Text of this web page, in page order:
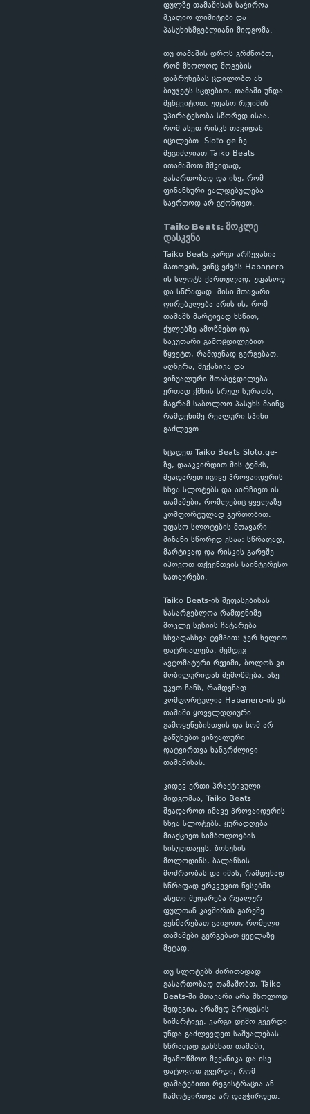
ფულზე თამაშისას საჭიროა
მკაფიო ლიმიტები და
პასუხისმგებლიანი მიდგომა.
თუ თამაშის დროს გრძნობთ,
რომ მხოლოდ მოგების
დაბრუნებას ცდილობთ ან
ბიუჯეტს სცდებით, თამაში უნდა
შეწყვიტოთ. უფასო რეჟიმის
უპირატესობა სწორედ ისაა,
რომ ასეთ რისკს თავიდან
იცილებთ. Sloto.ge-ზე
შეგიძლიათ Taiko Beats
ითამაშოთ მშვიდად,
გასართობად და ისე, რომ
ფინანსური ვალდებულება
საერთოდ არ გქონდეთ.
Taiko Beats: მოკლე
დასკვნა
Taiko Beats კარგი არჩევანია
მათთვის, ვინც ეძებს Habanero-
ის სლოტს ქართულად, უფასოდ
და სწრაფად. მისი მთავარი
ღირებულება არის ის, რომ
თამაშს მარტივად ხსნით,
ქულებზე ამოწმებთ და
საკუთარი გამოცდილებით
წყვეტთ, რამდენად გერგებათ.
აღწერა, მექანიკა და
ვიზუალური შთაბეჭდილება
ერთად ქმნის სრულ სურათს,
მაგრამ საბოლოო პასუხს მაინც
რამდენიმე რეალური სპინი
გაძლევთ.
სცადეთ Taiko Beats Sloto.ge-
ზე, დააკვირდით მის ტემპს,
შეადარეთ იგივე პროვაიდერის
სხვა სლოტებს და აირჩიეთ ის
თამაშები, რომლებიც ყველაზე
კომფორტულად გერთობით.
უფასო სლოტების მთავარი
მიზანი სწორედ ესაა: სწრაფად,
მარტივად და რისკის გარეშე
იპოვოთ თქვენთვის საინტერესო
სათაურები.
Taiko Beats-ის შეფასებისას
სასარგებლოა რამდენიმე
მოკლე სესიის ჩატარება
სხვადასხვა ტემპით: ჯერ ხელით
დატრიალება, შემდეგ
ავტომატური რეჟიმი, ბოლოს კი
მობილურიდან შემოწმება. ასე
უკეთ ჩანს, რამდენად
კომფორტულია Habanero-ის ეს
თამაში ყოველდღიური
გამოყენებისთვის და ხომ არ
გაწუხებთ ვიზუალური
დატვირთვა ხანგრძლივი
თამაშისას.
კიდევ ერთი პრაქტიკული
მიდგომაა, Taiko Beats
შეადაროთ იმავე პროვაიდერის
სხვა სლოტებს. ყურადღება
მიაქციეთ სიმბოლოების
სისუფთავეს, ბონუსის
მოლოდინს, ბალანსის
მოძრაობას და იმას, რამდენად
სწრაფად ერკვევით წესებში.
ასეთი შედარება რეალურ
ფულთან კავშირის გარეშე
გეხმარებათ გაიგოთ, რომელი
თამაშები გერგებათ ყველაზე
მეტად.
თუ სლოტებს ძირითადად
გასართობად თამაშობთ, Taiko
Beats-ში მთავარი არა მხოლოდ
შედეგია, არამედ პროცესის
სიმარტივე. კარგი დემო გვერდი
უნდა გაძლევდეთ საშუალებას
სწრაფად გახსნათ თამაში,
შეამოწმოთ მექანიკა და ისე
დატოვოთ გვერდი, რომ
დამატებითი რეგისტრაცია ან
ჩამოტვირთვა არ დაგჭირდეთ.